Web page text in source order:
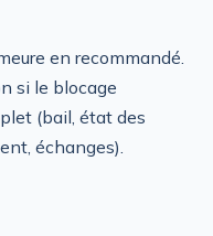
en recommandé.
si le blocage
(bail, état des
échanges).